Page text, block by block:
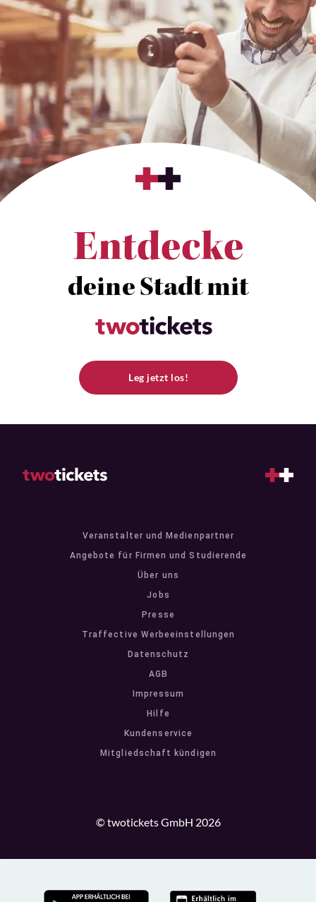
Entdecke
deine Stadt mit
Leg jetzt los!
Veranstalter und Medienpartner
Angebote für Firmen und Studierende
Über uns
Jobs
Presse
Traffective Werbeeinstellungen
Datenschutz
AGB
Impressum
Hilfe
Kundenservice
Mitgliedschaft kündigen
© twotickets GmbH 2026